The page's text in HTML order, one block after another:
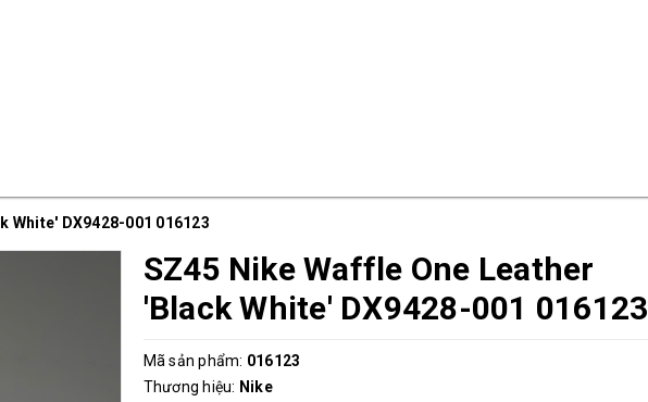
White' DX9428-001 016123
SZ45 Nike Waffle One Leather
'Black White' DX9428-001 016123
Mã sản phẩm: 016123
Thương hiệu: Nike